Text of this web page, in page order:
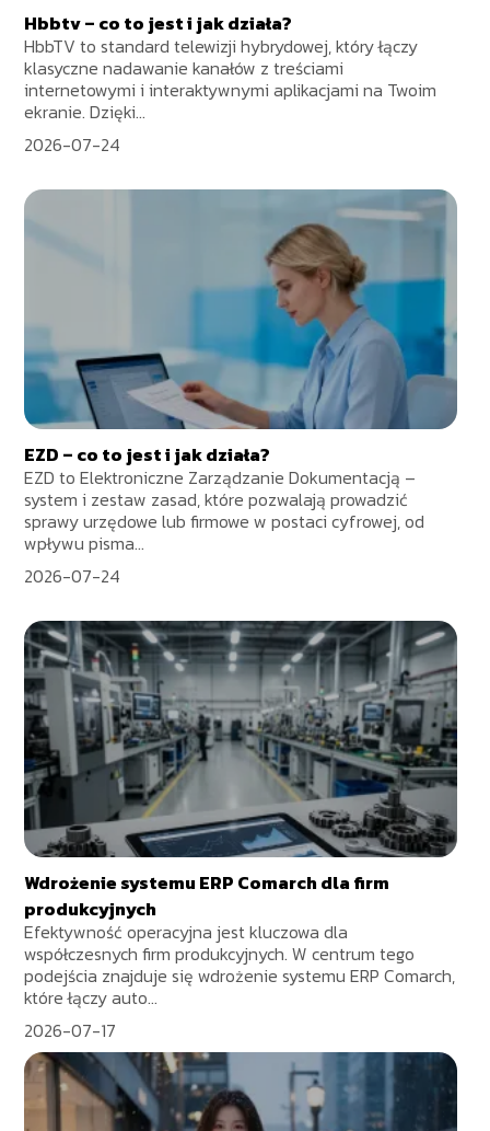
Hbbtv – co to jest i jak działa?
HbbTV to standard telewizji hybrydowej, który łączy
klasyczne nadawanie kanałów z treściami
internetowymi i interaktywnymi aplikacjami na Twoim
ekranie. Dzięki...
2026-07-24
EZD – co to jest i jak działa?
EZD to Elektroniczne Zarządzanie Dokumentacją –
system i zestaw zasad, które pozwalają prowadzić
sprawy urzędowe lub firmowe w postaci cyfrowej, od
wpływu pisma...
2026-07-24
Wdrożenie systemu ERP Comarch dla firm
produkcyjnych
Efektywność operacyjna jest kluczowa dla
współczesnych firm produkcyjnych. W centrum tego
podejścia znajduje się wdrożenie systemu ERP Comarch,
które łączy auto...
2026-07-17